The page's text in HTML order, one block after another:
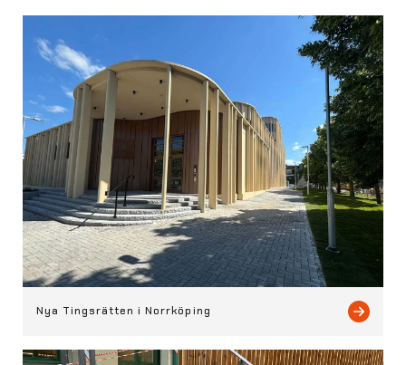
Nya Tingsrätten i Norrköping